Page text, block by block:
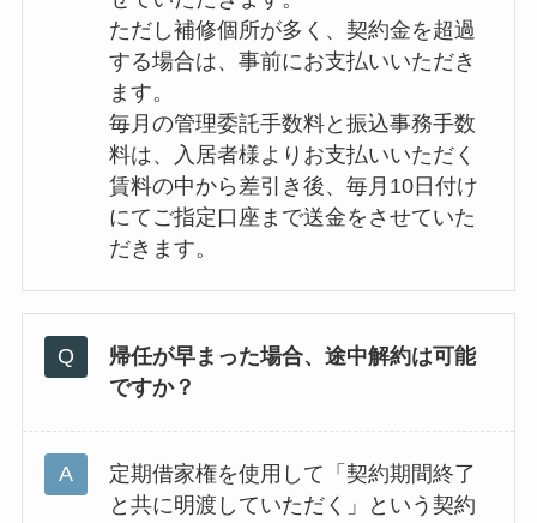
ただし補修個所が多く、契約金を超過
する場合は、事前にお支払いいただき
ます。
毎月の管理委託手数料と振込事務手数
料は、入居者様よりお支払いいただく
賃料の中から差引き後、毎月10日付け
にてご指定口座まで送金をさせていた
だきます。
帰任が早まった場合、途中解約は可能
ですか？
定期借家権を使用して「契約期間終了
と共に明渡していただく」という契約